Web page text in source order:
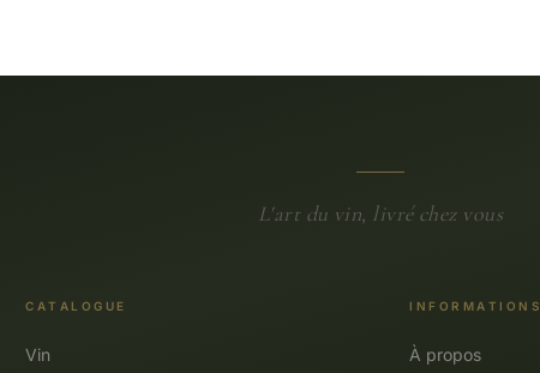
L'art du vin, livré chez vous
CATALOGUE
Vin
INFORMATIONS
À propos